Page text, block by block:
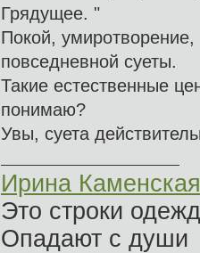
Грядущее. "
Покой,
повседневной суеты.
Такие естественные
понимаю?
Увы, суета
Ирина Каменская
Это строки
Опадают с души